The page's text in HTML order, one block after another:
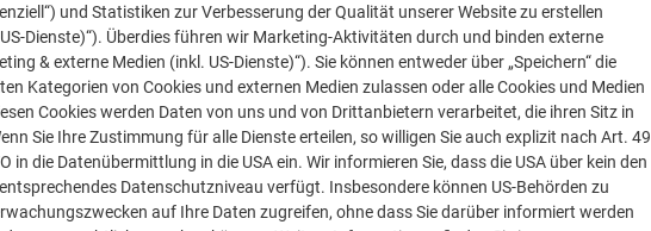
sich von einer Vielzahl an Architektur
beeindruckenden Dach- und
von PREFA inspirieren.
PREFARENZEN
und Statistiken zur Verbesserung der Qualität unserer Website zu erstellen
Dienste)“). Überdies führen wir Marketing-Aktivitäten durch und binden externe
& externe Medien (inkl. US-Dienste)“). Sie können entweder über „Speichern“ die
Kategorien von Cookies und externen Medien zulassen oder alle Cookies und Medien
Cookies werden Daten von uns und von Drittanbietern verarbeitet, die ihren Sitz in
Sie Ihre Zustimmung für alle Dienste erteilen, so willigen Sie auch explizit nach Art. 49
in die Datenübermittlung in die USA ein. Wir informieren Sie, dass die USA über kein den
Datenschutzniveau verfügt. Insbesondere können US-Behörden zu
auf Ihre Daten zugreifen, ohne dass Sie darüber informiert werden